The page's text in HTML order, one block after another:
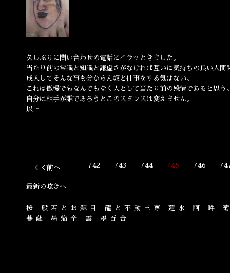
久しぶりに問い合わせの電話にイラッときました。
当たり前の常識と知識と謙虚さがなければ互いに気持ちの良い人間
成人してそんな事も分からん奴と仕事をする気はない。
これは傲慢でもなんでもなく人として当たり前の感情であると思う
自分は相手が誰であろうとこのスタンスは変えません。
以上
＜＜前へ 742 743 744 745 746
最新の呟きへ
桜 般若とお題目 龍と不動三尊 蓮水 阿 吽
菩薩
墨焔竜 雲 墨百合